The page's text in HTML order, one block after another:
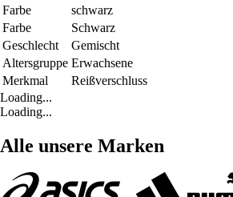
Farbe
schwarz
Farbe
Schwarz
Geschlecht
Gemischt
Altersgruppe Erwachsene
Merkmal
Reißverschluss
Loading...
Loading...
Alle unsere Marken